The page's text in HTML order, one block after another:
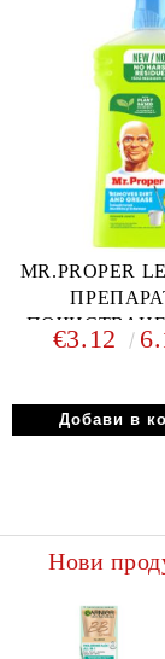
MR.PROPER
€3.12
Нови